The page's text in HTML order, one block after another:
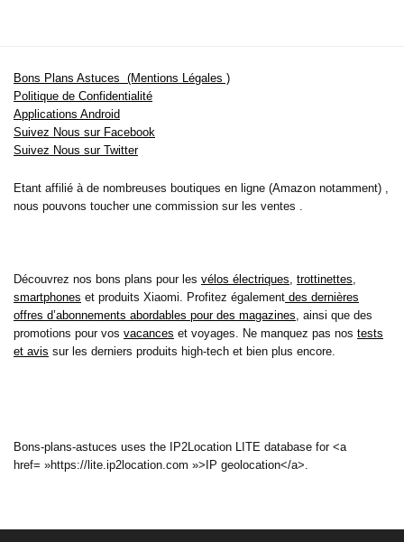
Bons Plans Astuces (Mentions Légales )
Politique de Confidentialité
Applications Android
Suivez Nous sur Facebook
Suivez Nous sur Twitter
Etant affilié à de nombreuses boutiques en ligne (Amazon notamment) ,
nous pouvons toucher une commission sur les ventes .
Découvrez nos bons plans pour les vélos électriques, trottinettes,
smartphones et produits Xiaomi. Profitez également des dernières
offres d’abonnements abordables pour des magazines, ainsi que des
promotions pour vos vacances et voyages. Ne manquez pas nos tests
et avis sur les derniers produits high-tech et bien plus encore.
Bons-plans-astuces uses the IP2Location LITE database for <a
href= »https://lite.ip2location.com »>IP geolocation</a>.